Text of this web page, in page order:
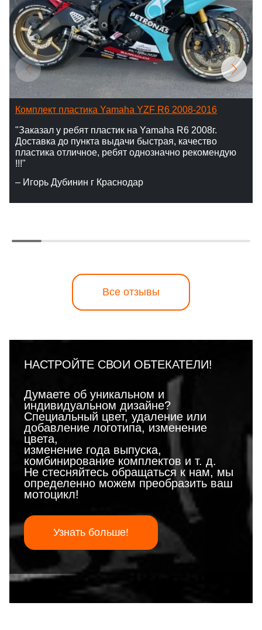
Комплект пластика Yamaha YZF R6 2008-2016
"Заказал у ребят пластик на Yamaha R6 2008г.
Доставка до пункта выдачи быстрая, качество
пластика отличное, ребят однозначно рекомендую
!!!"
– Игорь Дубинин г Краснодар
Все отзывы
НАСТРОЙТЕ СВОИ ОБТЕКАТЕЛИ!
Думаете об уникальном и
индивидуальном дизайне?
Специальный цвет, удаление или
добавление логотипа, изменение
цвета,
изменение года выпуска,
комбинирование комплектов и т. д.
Не стесняйтесь обращаться к нам, мы
определенно можем преобразить ваш
мотоцикл!
Узнать больше!